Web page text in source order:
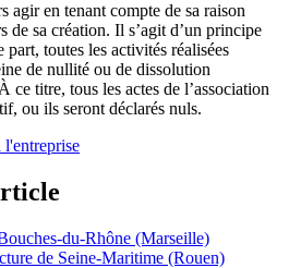
agir en tenant compte de sa raison
de sa création. Il s’agit d’un principe
part, toutes les activités réalisées
de nullité ou de dissolution
titre, tous les actes de l’association
ou ils seront déclarés nuls.
l'entreprise
du-Rhône (Marseille)
de Seine-Maritime (Rouen)